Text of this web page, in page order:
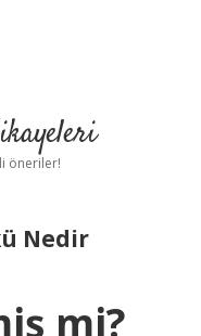
öneriler!
Nedir
mi?